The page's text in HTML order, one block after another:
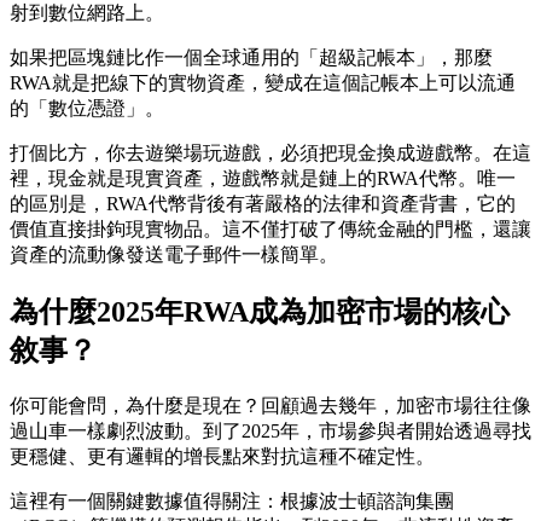
射到數位網路上。
如果把區塊鏈比作一個全球通用的「超級記帳本」，那麼
RWA就是把線下的實物資產，變成在這個記帳本上可以流通
的「數位憑證」。
打個比方，你去遊樂場玩遊戲，必須把現金換成遊戲幣。在這
裡，現金就是現實資產，遊戲幣就是鏈上的RWA代幣。唯一
的區別是，RWA代幣背後有著嚴格的法律和資產背書，它的
價值直接掛鉤現實物品。這不僅打破了傳統金融的門檻，還讓
資產的流動像發送電子郵件一樣簡單。
為什麼2025年RWA成為加密市場的核心
敘事？
你可能會問，為什麼是現在？回顧過去幾年，加密市場往往像
過山車一樣劇烈波動。到了2025年，市場參與者開始透過尋找
更穩健、更有邏輯的增長點來對抗這種不確定性。
這裡有一個關鍵數據值得關注：根據波士頓諮詢集團